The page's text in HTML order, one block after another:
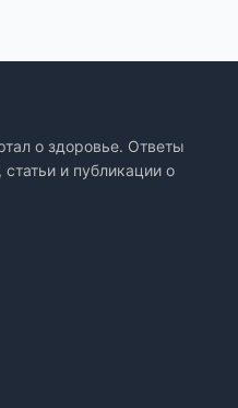
о здоровье. Ответы
и публикации о